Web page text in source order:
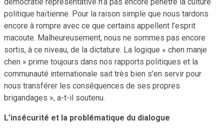
politique haïtienne. Pour la raison simple que nous tardons
encore à rompre avec ce que certains appellent l’esprit
macoute. Malheureusement, nous ne sommes pas encore
sortis, à ce niveau, de la dictature. La logique « chen manje
chen » prime toujours dans nos rapports politiques et la
communauté internationale sait très bien s’en servir pour
nous transférer les conséquences de ses propres
brigandages », a-t-il soutenu.
L’insécurité et la problématique du dialogue